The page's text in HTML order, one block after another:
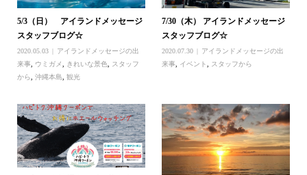
5/3（日） アイランドメッセージ
スタッフブログ☆
2020.05.03
アイランドメッセージの出
来事, ウミガメ きれいな景色
スタッフ
から
沖縄本島 観光
7/30（木） アイランドメッセージ
スタッフブログ☆
2020.07.30
アイランドメッセージの出
来事
イベント スタッフから